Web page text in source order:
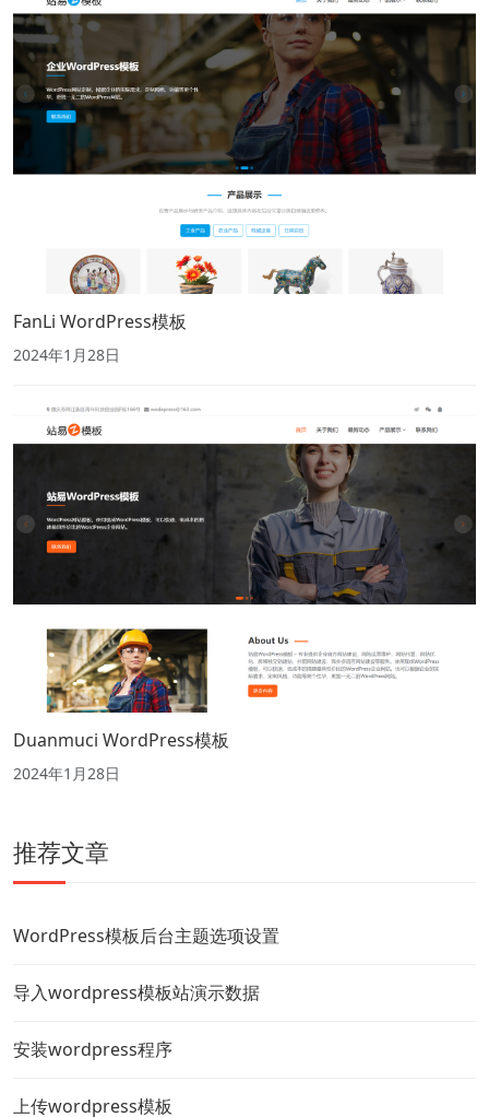
FanLi WordPress模板
2024年1月28日
Duanmuci WordPress模板
2024年1月28日
推荐文章
WordPress模板后台主题选项设置
导入wordpress模板站演示数据
安装wordpress程序
上传wordpress模板